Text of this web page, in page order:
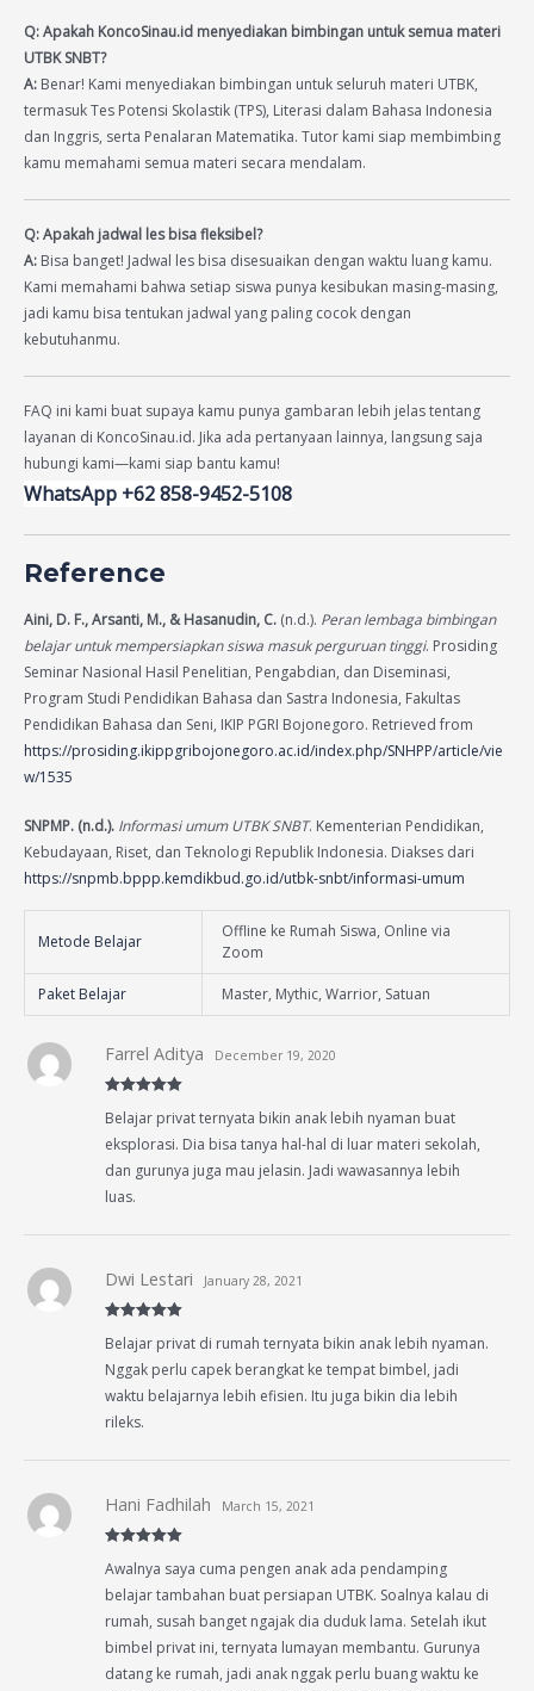
Q: Apakah KoncoSinau.id menyediakan bimbingan untuk semua materi
UTBK SNBT?
A: Benar! Kami menyediakan bimbingan untuk seluruh materi UTBK,
termasuk Tes Potensi Skolastik (TPS), Literasi dalam Bahasa Indonesia
dan Inggris, serta Penalaran Matematika. Tutor kami siap membimbing
kamu memahami semua materi secara mendalam.
Q: Apakah jadwal les bisa fleksibel?
A: Bisa banget! Jadwal les bisa disesuaikan dengan waktu luang kamu.
Kami memahami bahwa setiap siswa punya kesibukan masing-masing,
jadi kamu bisa tentukan jadwal yang paling cocok dengan
kebutuhanmu.
FAQ ini kami buat supaya kamu punya gambaran lebih jelas tentang
layanan di KoncoSinau.id. Jika ada pertanyaan lainnya, langsung saja
hubungi kami—kami siap bantu kamu!
WhatsApp +62 858-9452-5108
Reference
Aini, D. F., Arsanti, M., & Hasanudin, C. (n.d.). Peran lembaga bimbingan
belajar untuk mempersiapkan siswa masuk perguruan tinggi. Prosiding
Seminar Nasional Hasil Penelitian, Pengabdian, dan Diseminasi,
Program Studi Pendidikan Bahasa dan Sastra Indonesia, Fakultas
Pendidikan Bahasa dan Seni, IKIP PGRI Bojonegoro. Retrieved from
https://prosiding.ikippgribojonegoro.ac.id/index.php/SNHPP/article/vie
w/1535
SNPMP. (n.d.). Informasi umum UTBK SNBT. Kementerian Pendidikan,
Kebudayaan, Riset, dan Teknologi Republik Indonesia. Diakses dari
https://snpmb.bppp.kemdikbud.go.id/utbk-snbt/informasi-umum
Metode Belajar
Offline ke Rumah Siswa, Online via
Zoom
Paket Belajar Master, Mythic, Warrior, Satuan
of 5
Farrel Aditya December 19, 2020
Belajar privat ternyata bikin anak lebih nyaman buat
eksplorasi. Dia bisa tanya hal-hal di luar materi sekolah,
dan gurunya juga mau jelasin. Jadi wawasannya lebih
luas.
of 5
Dwi Lestari January 28, 2021
Belajar privat di rumah ternyata bikin anak lebih nyaman.
Nggak perlu capek berangkat ke tempat bimbel, jadi
waktu belajarnya lebih efisien. Itu juga bikin dia lebih
rileks.
of 5
Hani Fadhilah March 15, 2021
Awalnya saya cuma pengen anak ada pendamping
belajar tambahan buat persiapan UTBK. Soalnya kalau di
rumah, susah banget ngajak dia duduk lama. Setelah ikut
bimbel privat ini, ternyata lumayan membantu. Gurunya
datang ke rumah, jadi anak nggak perlu buang waktu ke